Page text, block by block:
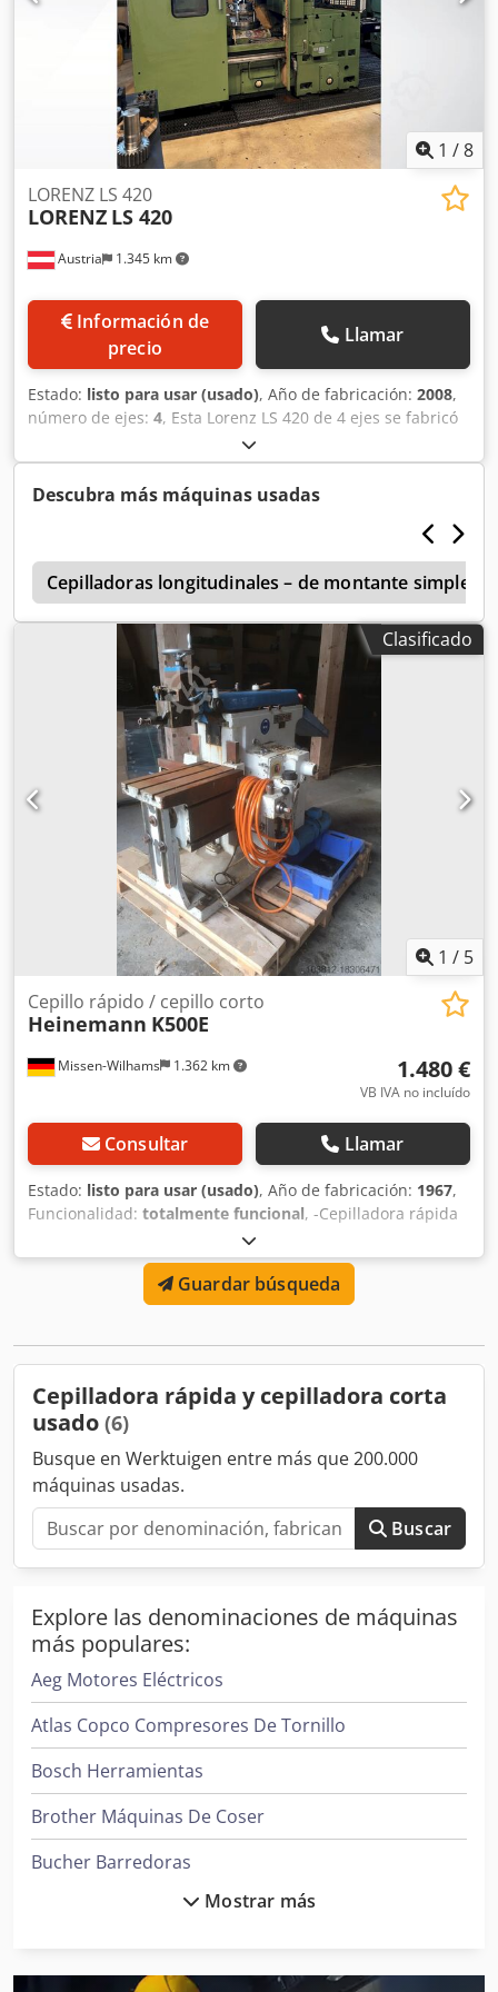
1 /8
Austria 1.345 km
LORENZ LS 420
LORENZ LS 420
Información de
precio
Llamar
Estado: listo para usar (usado), Año de fabricación: 2008,
número de ejes: 4, Esta Lorenz LS 420 de 4 ejes se fabricó
en 2008. Cuenta con un sistema de control NUM, capaz de
manejar splines externos e internos, puntos únicos y
splines de segmento. Puede gestionar uniones de estrías
de hasta B = 25 mm y perfiles de cubos de estrías. La
oportunidad de comprar esta Lorenz LS 420. Contacte con
nosotros para más información. Equipamiento adicional •
laminado, diente único, alimentación en espiral Beneficios
de la máquina Ventajas cualitativas de la máquina •
Modernizada y convertida a cnc 2008 con todos los
procesos mencionados. Ventajas técnicas de la máquina
Cjdpfx Agjx D Iyko Ujrf • Longitud de la carrera: 140 mm •
Estrías exteriores • Estrías internas • Puntos únicos •
Splines de segmento • Unión por estrías de hasta 25 mm •
Perfiles de cubo estriados internos / externos • Estrías
hasta calidad 6 / 7 Más información Máquina aún en
marcha
Descubra más máquinas usadas
Cepilladoras longitudinales – de montante simple
Clasificado
1 / 5
Missen-Wilhams 1.362 km
Cepillo rápido / cepillo corto
Heinemann K500E
1.480 €
VB IVA no incluído
Consultar Llamar
Estado: listo para usar (usado), Año de fabricación: 1967,
Funcionalidad: totalmente funcional, -Cepilladora rápida
Heinemann -K500E -necesario -funcional Crjdpjvrzqiefx Ag
Usf -Oxido flash ver fotos -Carga posible
Guardar búsqueda
Cepilladora rápida y cepilladora corta
usado (6)
Busque en Werktuigen entre más que 200.000
máquinas usadas.
Buscar
Explore las denominaciones de máquinas
más populares:
Aeg Motores Eléctricos
Atlas Copco Compresores De Tornillo
Bosch Herramientas
Brother Máquinas De Coser
Bucher Barredoras
Mostrar más